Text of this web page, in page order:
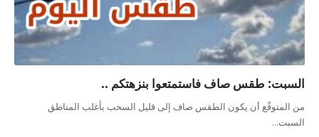
طقس صاف فاستمتعوا بنزهتكم ..
أن يكون الطقس صاف إلى قليل السحب بأغلب المناطق